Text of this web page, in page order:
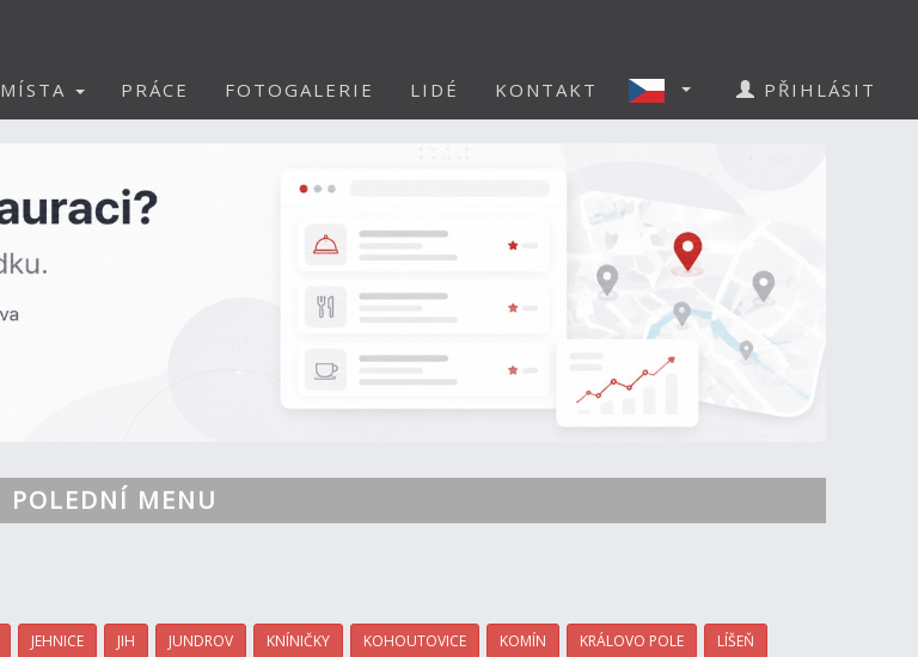
MÍSTA PRÁCE FOTOGALERIE LIDÉ KONTAKT PŘIHLÁSIT
POLEDNÍ MENU
JEHNICE JIH JUNDROV KNÍNIČKY KOHOUTOVICE KOMÍN KRÁLOVO POLE LÍŠEŇ